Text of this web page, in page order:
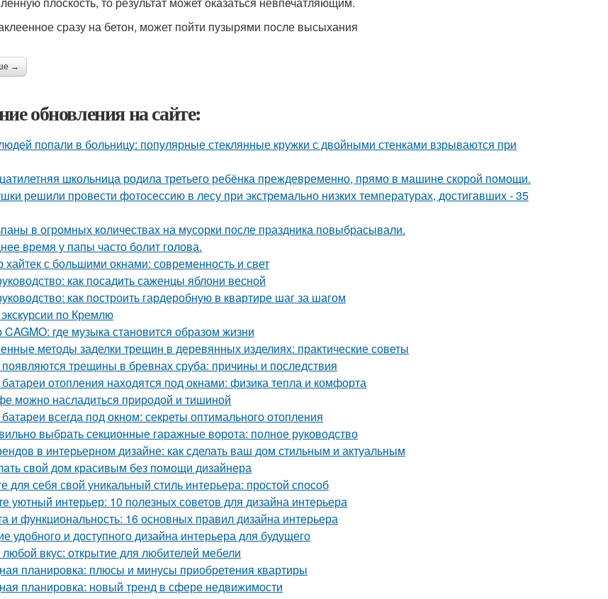
сразу на бетон, может пойти пузырями после высыхания
→
обновления на сайте:
попали в больницу: популярные стеклянные кружки с двойными стенками взрываются при
школьница родила третьего ребёнка преждевременно, прямо в машине скорой помощи.
решили провести фотосессию в лесу при экстремально низких температурах, достигавших - 35
в огромных количествах на мусорки после праздника повыбрасывали.
время у папы часто болит голова.
хайтек с большими окнами: современность и свет
как посадить саженцы яблони весной
как построить гардеробную в квартире шаг за шагом
по Кремлю
CAGMO: где музыка становится образом жизни
методы заделки трещин в деревянных изделиях: практические советы
трещины в бревнах сруба: причины и последствия
отопления находятся под окнами: физика тепла и комфорта
можно насладиться природой и тишиной
всегда под окном: секреты оптимального отопления
выбрать секционные гаражные ворота: полное руководство
в интерьерном дизайне: как сделать ваш дом стильным и актуальным
свой дом красивым без помощи дизайнера
для себя свой уникальный стиль интерьера: простой способ
уютный интерьер: 10 полезных советов для дизайна интерьера
и функциональность: 16 основных правил дизайна интерьера
удобного и доступного дизайна интерьера для будущего
вкус: открытие для любителей мебели
планировка: плюсы и минусы приобретения квартиры
планировка: новый тренд в сфере недвижимости